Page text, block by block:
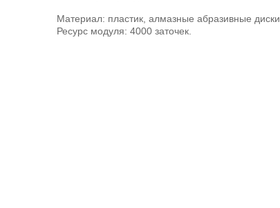
Материал: пластик, алмазные абразивные диски.
Ресурс модуля: 4000 заточек.